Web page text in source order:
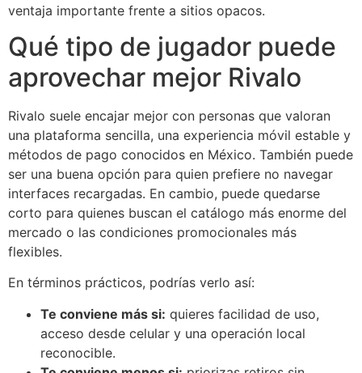
ventaja importante frente a sitios opacos.
Qué tipo de jugador puede
aprovechar mejor Rivalo
Rivalo suele encajar mejor con personas que valoran
una plataforma sencilla, una experiencia móvil estable y
métodos de pago conocidos en México. También puede
ser una buena opción para quien prefiere no navegar
interfaces recargadas. En cambio, puede quedarse
corto para quienes buscan el catálogo más enorme del
mercado o las condiciones promocionales más
flexibles.
En términos prácticos, podrías verlo así:
Te conviene más si: quieres facilidad de uso,
acceso desde celular y una operación local
reconocible.